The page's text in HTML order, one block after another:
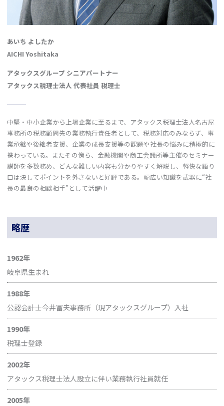
あいち よしたか
AICHI Yoshitaka
アタックスグループ シニアパートナー
アタックス税理士法人 代表社員 税理士
中堅・中小企業から上場企業に至るまで、アタックス税理士法人名古屋
事務所の税務顧問先の業務執行責任者として、税務対応のみならず、事
業承継や後継者支援、企業の成長支援等の課題や社長の悩みに積極的に
携わっている。またその傍ら、金融機関や商工会議所等主催のセミナー
講師を多数務め、どんな難しい内容も分かりやすく解説し、軽快な語り
口は決してポイントを外さないと好評である。幅広い知識を武器に“社
長の最良の相談相手”として活躍中
略歴
1962年
岐阜県生まれ
1988年
公認会計士今井冨夫事務所（現アタックスグループ）入社
1990年
税理士登録
2002年
アタックス税理士法人設立に伴い業務執行社員就任
2005年